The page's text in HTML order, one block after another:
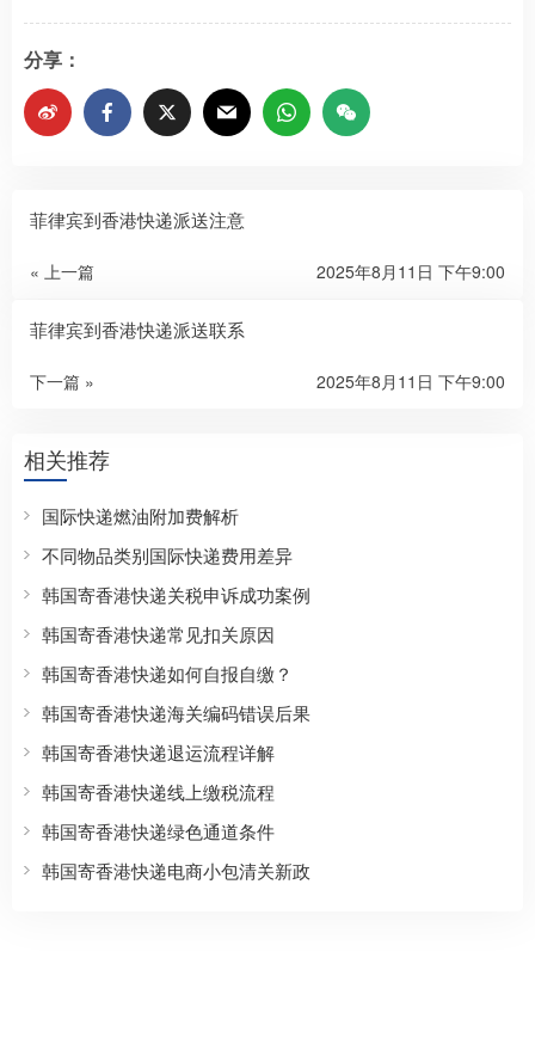
分享：
菲律宾到香港快递派送注意
« 上一篇 2025年8月11日 下午9:00
菲律宾到香港快递派送联系
下一篇 » 2025年8月11日 下午9:00
相关推荐
国际快递燃油附加费解析
不同物品类别国际快递费用差异
韩国寄香港快递关税申诉成功案例
韩国寄香港快递常见扣关原因
韩国寄香港快递如何自报自缴？
韩国寄香港快递海关编码错误后果
韩国寄香港快递退运流程详解
韩国寄香港快递线上缴税流程
韩国寄香港快递绿色通道条件
韩国寄香港快递电商小包清关新政